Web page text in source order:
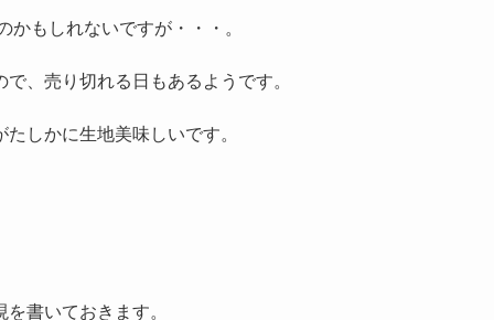
もしれないですが・・・。
、売り切れる日もあるようです。
しかに生地美味しいです。
書いておきます。